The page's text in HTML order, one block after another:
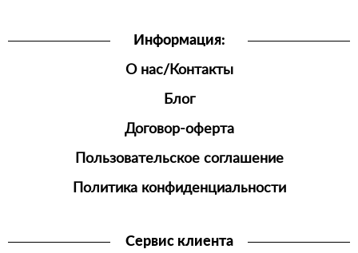
Информация:
О нас/Контакты
Блог
Договор-оферта
Пользовательское соглашение
Политика конфиденциальности
Сервис клиента